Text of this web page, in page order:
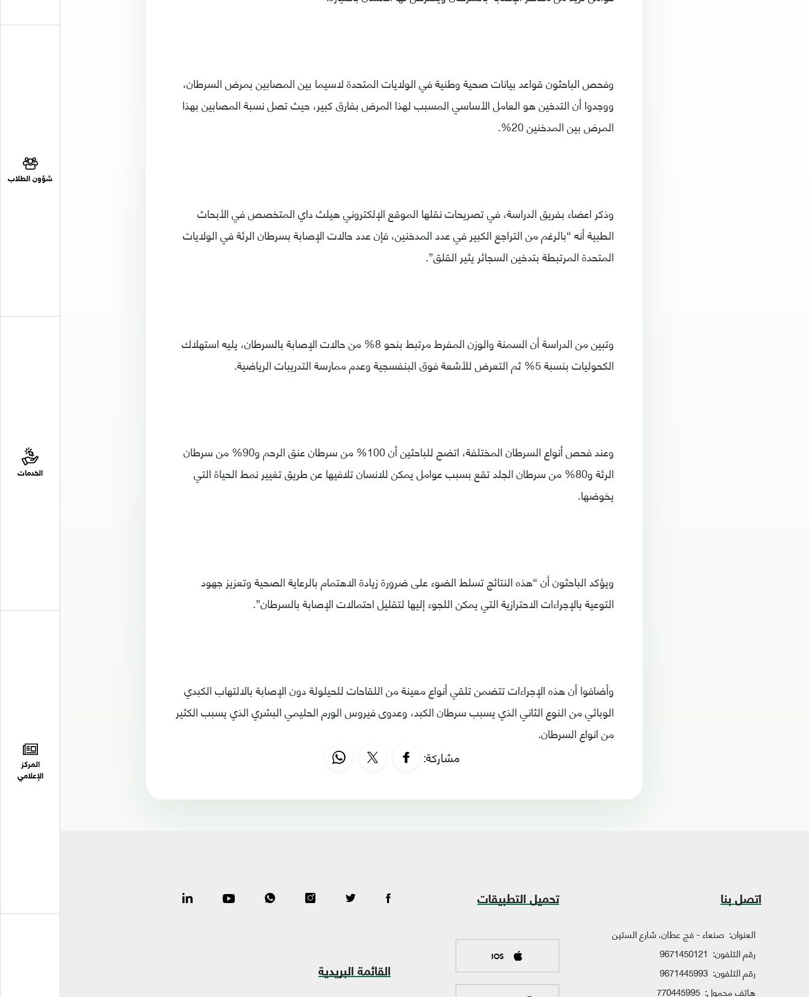
شؤون الطلاب
الخدمات
المركز
الإعلامي
وفحص الباحثون قواعد بيانات صحية وطنية في الولايات المتحدة لاسيما بين المصابين بمرض السرطان،
ووجدوا أن التدخين هو العامل الأساسي المسبب لهذا المرض بفارق كبير، حيث تصل نسبة المصابين بهذا
المرض بين المدخنين 20%.
وذكر اعضاء بفريق الدراسة، في تصريحات نقلها الموقع الإلكتروني هيلث داي المتخصص في الأبحاث
الطبية أنه “بالرغم من التراجع الكبير في عدد المدخنين، فإن عدد حالات الإصابة بسرطان الرئة في الولايات
المتحدة المرتبطة بتدخين السجائر يثير القلق”.
وتبين من الدراسة أن السمنة والوزن المفرط مرتبط بنحو 8% من حالات الإصابة بالسرطان، يليه استهلاك
الكحوليات بنسبة 5% ثم التعرض للأشعة فوق البنفسجية وعدم ممارسة التدريبات الرياضية.
وعند فحص أنواع السرطان المختلفة، اتضح للباحثين أن 100% من سرطان عنق الرحم و90% من سرطان
الرئة و80% من سرطان الجلد تقع بسبب عوامل يمكن للانسان تلافيها عن طريق تغيير نمط الحياة التي
يخوضها.
ويؤكد الباحثون أن “هذه النتائج تسلط الضوء على ضرورة زيادة الاهتمام بالرعاية الصحية وتعزيز جهود
التوعية بالإجراءات الاحترازية التي يمكن اللجوء إليها لتقليل احتمالات الإصابة بالسرطان”.
وأضافوا أن هذه الإجراءات تتضمن تلقي أنواع معينة من اللقاحات للحيلولة دون الإصابة بالالتهاب الكبدي
الوبائي من النوع الثاني الذي يسبب سرطان الكبد، وعدوى فيروس الورم الحليمي البشري الذي يسبب الكثير
من انواع السرطان.
مشاركة:
اتصل بنا
العنوان: صنعاء - فج عطان، شارع الستين
رقم التلفون: 9671450121
رقم التلفون: 9671445993
هاتف محمول: 770445995
تحميل التطبيقات
IOS
القائمة البريدية